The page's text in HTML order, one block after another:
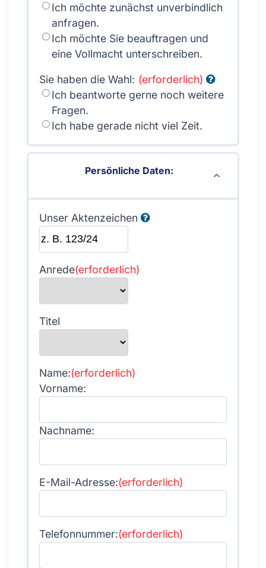
Ich möchte zunächst unverbindlich
anfragen.
Ich möchte Sie beauftragen und
eine Vollmacht unterschreiben.
Sie haben die Wahl: (erforderlich)
Ich beantworte gerne noch weitere
Fragen.
Ich habe gerade nicht viel Zeit.
Persönliche Daten:
Unser Aktenzeichen
Anrede(erforderlich)
Titel
Name:(erforderlich)
Vorname:
Nachname:
E-Mail-Adresse:(erforderlich)
Telefonnummer:(erforderlich)